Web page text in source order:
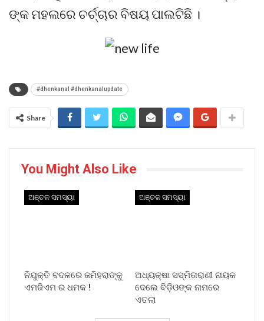
ଙ୍କ ମହଲରେ ଚର୍ଚ୍ଚାର ବିଷୟ ପାଲଟିଛି ।
#dhenkanal #dhenkanalupdate
Share
You Might Also Like
ଅଞ୍ଚଳ ସମସ୍ୟା
ନିଯୁକ୍ତି ବଦଳରେ ଜମିହରାଙ୍କୁ
ଏମଜିଏମ ର ଧମକ !
ଅଞ୍ଚଳ ସମସ୍ୟା
ଅଧ୍ୟକ୍ଷା ସସ୍ମିତାରାଣୀ ନାୟକ
ଦେଲେ ବିଡ଼ିଓଙ୍କ ନାମରେ
ଏତଲା